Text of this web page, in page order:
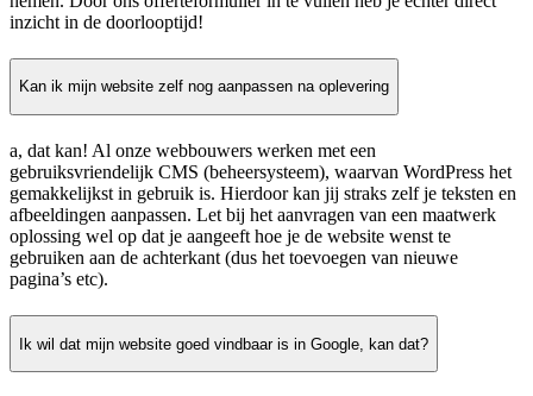
inzicht in de doorlooptijd!
Kan ik mijn website zelf nog aanpassen na oplevering
a, dat kan! Al onze webbouwers werken met een
gebruiksvriendelijk CMS (beheersysteem), waarvan WordPress het
gemakkelijkst in gebruik is. Hierdoor kan jij straks zelf je teksten en
afbeeldingen aanpassen. Let bij het aanvragen van een maatwerk
oplossing wel op dat je aangeeft hoe je de website wenst te
gebruiken aan de achterkant (dus het toevoegen van nieuwe
pagina’s etc).
Ik wil dat mijn website goed vindbaar is in Google, kan dat?